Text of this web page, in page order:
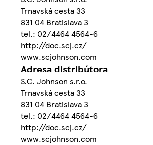
Trnavská cesta 33
831 04 Bratislava 3
tel.: 02/4464 4564-6
http://doc.scj.cz/
www.scjohnson.com
Adresa distribútora
S.C. Johnson s.r.o.
Trnavská cesta 33
831 04 Bratislava 3
tel.: 02/4464 4564-6
http://doc.scj.cz/
www.scjohnson.com